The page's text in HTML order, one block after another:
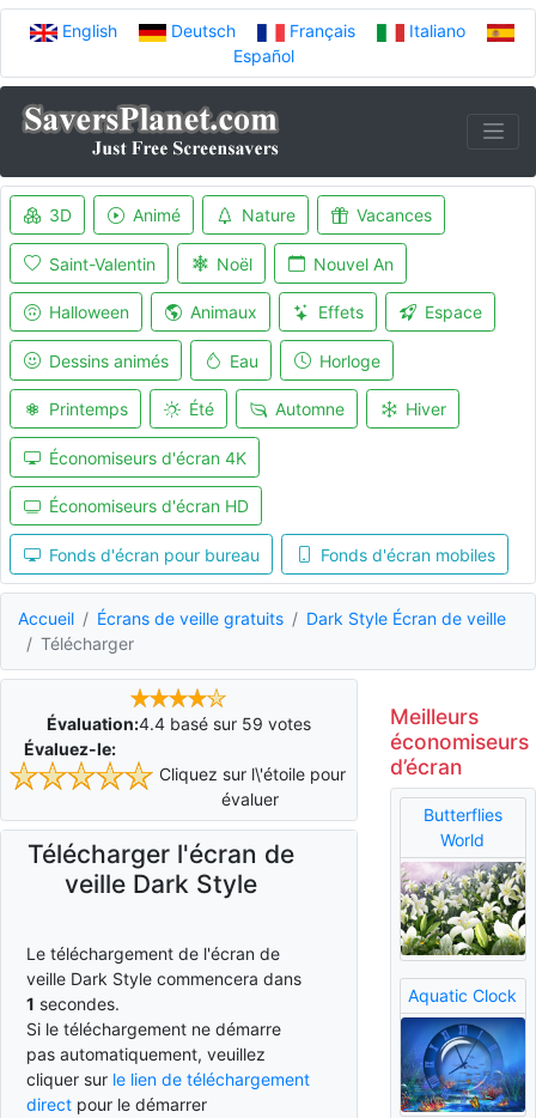
English Deutsch Français
Italiano
Español
3D Animé Nature Vacances
Saint-Valentin Noël Nouvel An
Halloween Animaux Effets Espace
Dessins animés Eau Horloge
Printemps Été Automne Hiver
Économiseurs d'écran 4K
Économiseurs d'écran HD
Fonds d'écran pour bureau Fonds d'écran mobiles
Accueil Écrans de veille gratuits
Dark Style Écran de veille
Télécharger
Évaluation:4.4basé sur 59 votes
Évaluez-le:
Cliquez sur l\'étoile pour
évaluer
Télécharger l'écran de
veille Dark Style
Le téléchargement de l'écran de
veille Dark Style commencera dans
0 secondes.
Si le téléchargement ne démarre
pas automatiquement, veuillez
cliquer sur le lien de téléchargement
direct pour le démarrer
Meilleurs
économiseurs
d’écran
Butterflies
World
Aquatic Clock